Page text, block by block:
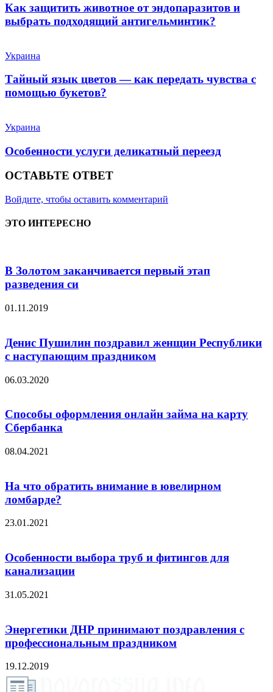
Как защитить животное от эндопаразитов и
выбрать подходящий антигельминтик?
Украина
Тайный язык цветов — как передать чувства с
помощью букетов?
Украина
Особенности услуги деликатный переезд
ОСТАВЬТЕ ОТВЕТ
Войдите, чтобы оставить комментарий
ЭТО ИНТЕРЕСНО
В Золотом заканчивается первый этап
разведения си
01.11.2019
Денис Пушилин поздравил женщин Республики
с наступающим праздником
06.03.2020
Способы оформления онлайн займа на карту
Сбербанка
08.04.2021
На что обратить внимание в ювелирном
ломбарде?
23.01.2021
Особенности выбора труб и фитингов для
канализации
31.05.2021
Энергетики ДНР принимают поздравления с
профессиональным праздником
19.12.2019